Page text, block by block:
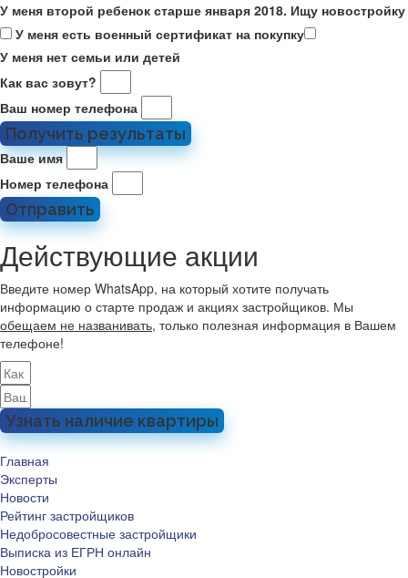
У меня второй ребенок старше января 2018. Ищу новостройку
У меня есть военный сертификат на покупку
У меня нет семьи или детей
Как вас зовут?
Ваш номер телефона
Получить результаты
Ваше имя
Номер телефона
Отправить
Действующие акции
Введите номер WhatsApp, на который хотите получать
информацию о старте продаж и акциях застройщиков. Мы
обещаем не названивать, только полезная информация в Вашем
телефоне!
Узнать наличие квартиры
Главная
Эксперты
Новости
Рейтинг застройщиков
Недобросовестные застройщики
Выписка из ЕГРН онлайн
Новостройки